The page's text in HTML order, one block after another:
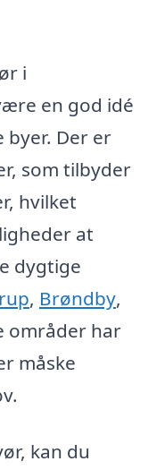
i
en god idé
Der er
som tilbyder
hvilket
at
dygtige
, Brøndby,
områder har
måske
kan du